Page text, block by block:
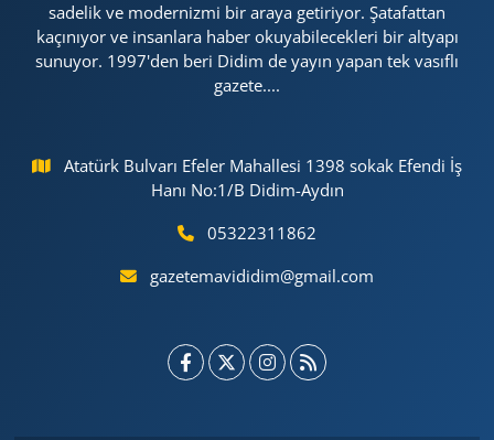
sadelik ve modernizmi bir araya getiriyor. Şatafattan
kaçınıyor ve insanlara haber okuyabilecekleri bir altyapı
sunuyor. 1997'den beri Didim de yayın yapan tek vasıflı
gazete....
Atatürk Bulvarı Efeler Mahallesi 1398 sokak Efendi İş
Hanı No:1/B Didim-Aydın
05322311862
gazetemavididim@gmail.com